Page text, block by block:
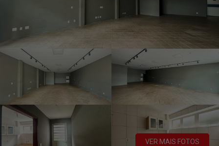
VER MAIS FOTOS